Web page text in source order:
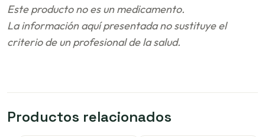
Este producto no es un medicamento.
La información aquí presentada no sustituye el
criterio de un profesional de la salud.
Productos relacionados